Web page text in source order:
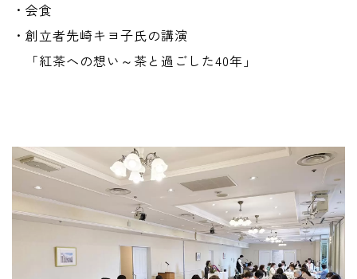
・会食
・創立者先崎キヨ子氏の講演
「紅茶への想い～茶と過ごした40年」